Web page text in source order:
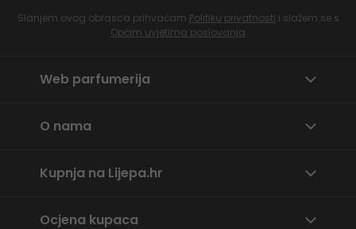
Slanjem ovog obrasca prihvaćam Politiku privatnosti i slažem se s
Općim uvjetima poslovanja
Web parfumerija
O nama
Kupnja na Lijepa.hr
Ocjena kupaca